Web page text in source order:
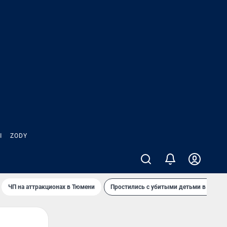
ZODY
ЧП на аттракционах в Тюмени Простились с убитыми детьми в